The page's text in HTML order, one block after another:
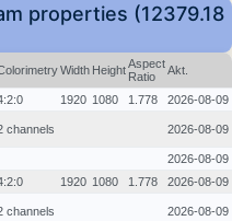
properties (12379.18
Width HeightAspect
Ratio
Akt.
1920 1080 1.778 2026-08-09
channels 2026-08-09
2026-08-09
1920 1080 1.778 2026-08-09
channels 2026-08-09